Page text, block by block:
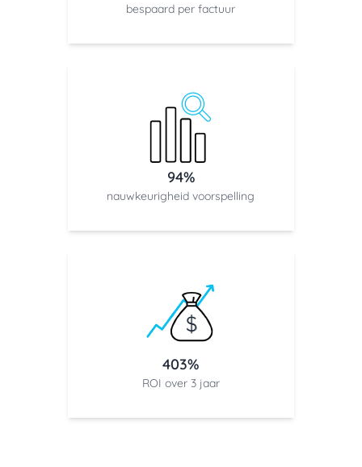
bespaard per factuur
94%
nauwkeurigheid voorspelling
403%
ROI over 3 jaar